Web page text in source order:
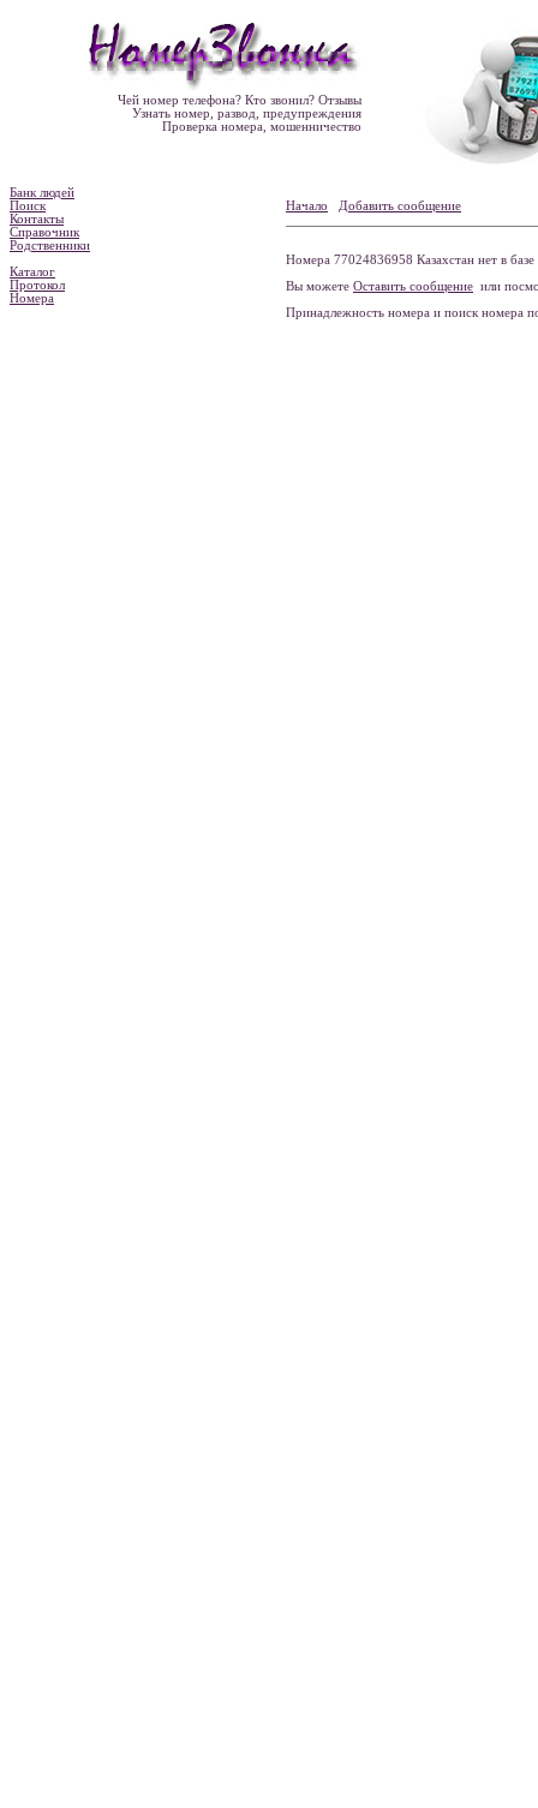
Чей номер телефона? Кто звонил? Отзывы
Узнать номер, развод, предупреждения
Проверка номера, мошенничество
Банк людей
Поиск
Контакты
Справочник
Родственники
Каталог
Протокол
Номера
Начало Добавить сообщение
Номера 77024836958 Казахстан нет в базе
Вы можете Оставить сообщение или
Принадлежность номера и поиск номера